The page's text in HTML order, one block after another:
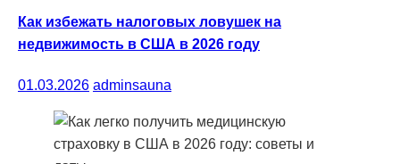
Как избежать налоговых ловушек на
недвижимость в США в 2026 году
01.03.2026 adminsauna